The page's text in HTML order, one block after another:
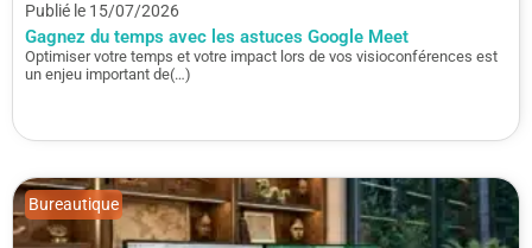
Publié le 15/07/2026
Gagnez du temps avec les astuces Google Meet
Optimiser votre temps et votre impact lors de vos visioconférences est
un enjeu important de(…)
Bureautique